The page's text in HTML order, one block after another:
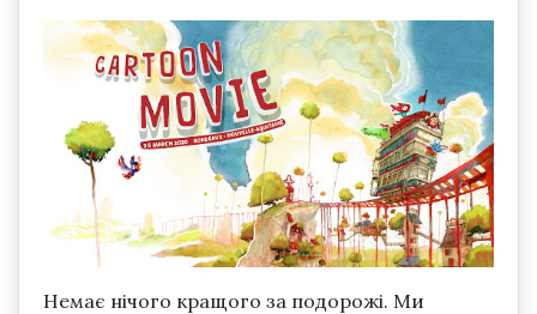
Немає нічого кращого за подорожі. Ми